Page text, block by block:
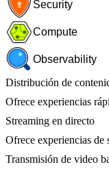
Security
Compute
Observability
Distribución de
Ofrece experiencias
Streaming en directo
Ofrece experiencias
Transmisión de video